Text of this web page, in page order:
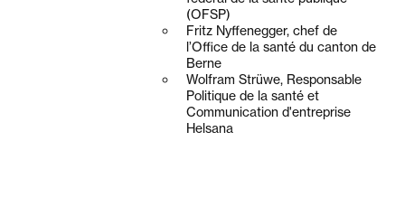
(OFSP)
Fritz Nyffenegger, chef de
l’Office de la santé du canton de
Berne
Wolfram Strüwe, Responsable
Politique de la santé et
Communication d'entreprise
Helsana